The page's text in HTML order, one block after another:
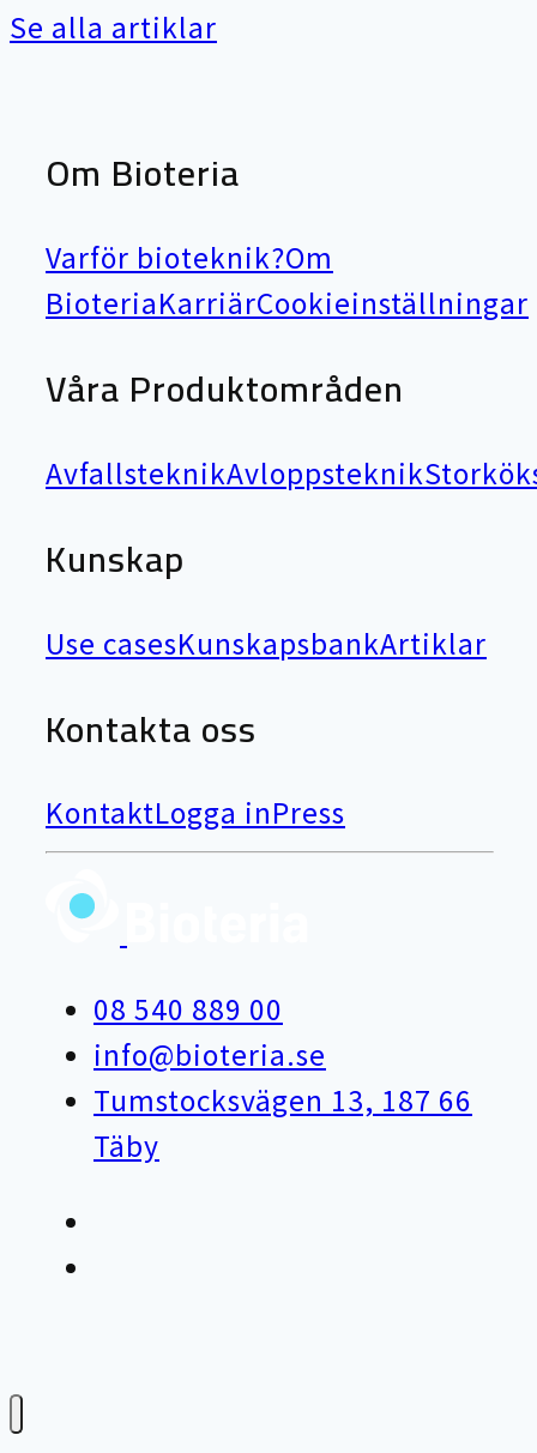
Se alla artiklar
Om Bioteria
Varför bioteknik?Om
BioteriaKarriärCookieinställningar
Våra Produktområden
AvfallsteknikAvloppsteknik
Kunskap
Use casesKunskapsbankArtiklar
Kontakta oss
KontaktLogga inPress
08 540 889 00
info@bioteria.se
Tumstocksvägen 13, 187 66
Täby